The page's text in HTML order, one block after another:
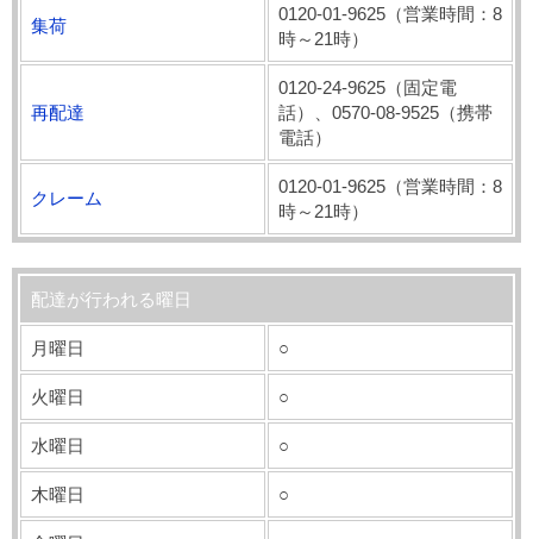
集荷
0120-01-9625（営業時間：8
時～21時）
再配達
0120-24-9625（固定電
話）、0570-08-9525（携帯
電話）
クレーム
0120-01-9625（営業時間：8
時～21時）
配達が行われる曜日
月曜日 ○
火曜日 ○
水曜日 ○
木曜日 ○